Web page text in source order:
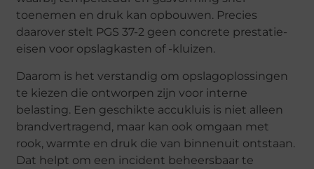
toenemen en druk kan opbouwen. Precies
daarover stelt PGS 37-2 geen concrete prestatie-
eisen voor opslagkasten of -kluizen.
Daarom is het verstandig om opslagoplossingen
te kiezen die ontworpen zijn voor interne
belasting. Een geschikte accukluis is niet alleen
brandvertragend, maar kan ook omgaan met
rook, warmte en druk die van binnenuit ontstaan.
Dat helpt om een incident beheersbaar te